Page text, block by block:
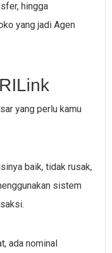
hingga
yang jadi Agen
yang perlu kamu
baik, tidak rusak,
sistem
ada nominal